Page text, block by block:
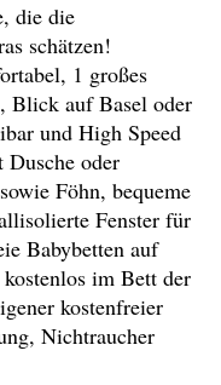
die die
schätzen!
1 großes
Blick auf Basel oder
und High Speed
Dusche oder
Föhn, bequeme
Fenster für
Babybetten auf
im Bett der
kostenfreier
Nichtraucher